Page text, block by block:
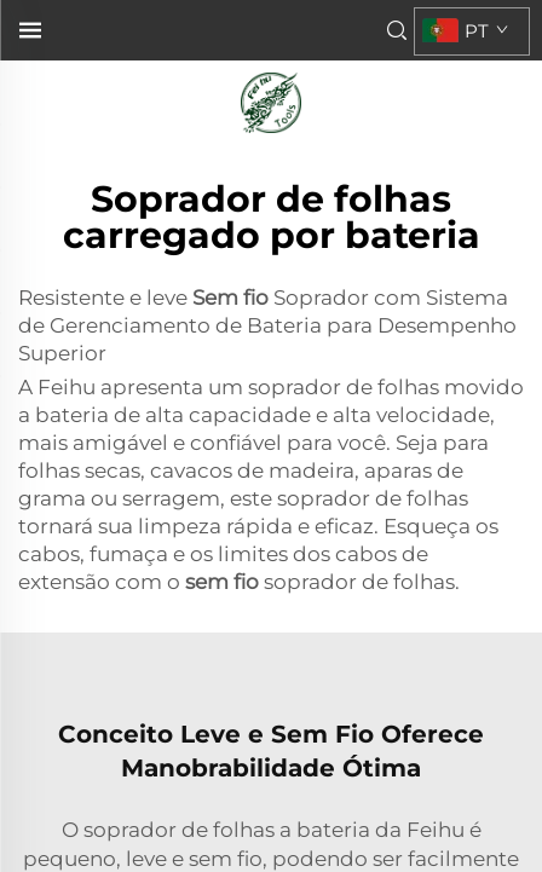
PT
Soprador de folhas
carregado por bateria
Resistente e leve Sem fio Soprador com Sistema
de Gerenciamento de Bateria para Desempenho
Superior
A Feihu apresenta um soprador de folhas movido
a bateria de alta capacidade e alta velocidade,
mais amigável e confiável para você. Seja para
folhas secas, cavacos de madeira, aparas de
grama ou serragem, este soprador de folhas
tornará sua limpeza rápida e eficaz. Esqueça os
cabos, fumaça e os limites dos cabos de
extensão com o sem fio soprador de folhas.
Conceito Leve e Sem Fio Oferece
Manobrabilidade Ótima
O soprador de folhas a bateria da Feihu é
pequeno, leve e sem fio, podendo ser facilmente